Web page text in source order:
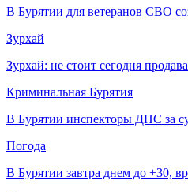
В Бурятии для ветеранов СВО
Зурхай
Зурхай: не стоит сегодня
Криминальная Бурятия
В Бурятии инспекторы ДПС за
Погода
В Бурятии завтра днем до +30,